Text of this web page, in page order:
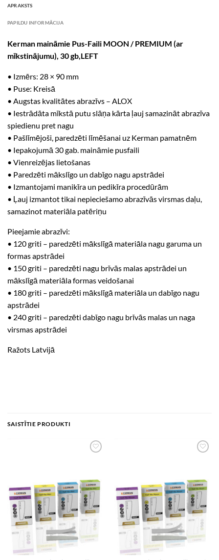
APRAKSTS
PAPILDU INFORMĀCIJA
Kerman maināmie Pus-Faili MOON / PREMIUM (ar
mīkstinājumu), 30 gb,LEFT
• Izmērs: 28 × 90 mm
• Puse: Kreisā
• Augstas kvalitātes abrazīvs – ALOX
• Iestrādāta mīkstā putu slāņa kārta ļauj samazināt abrazīva
spiedienu pret nagu
• Pašlīmējoši, paredzēti līmēšanai uz Kerman pamatnēm
• Iepakojumā 30 gab. maināmie pusfaili
• Vienreizējas lietošanas
• Paredzēti mākslīgo un dabīgo nagu apstrādei
• Izmantojami manikīra un pedikīra procedūrām
• Ļauj izmantot tikai nepieciešamo abrazīvās virsmas daļu,
samazinot materiāla patēriņu
Pieejamie abrazīvi:
• 120 griti – paredzēti mākslīgā materiāla nagu garuma un
formas apstrādei
• 150 griti – paredzēti nagu brīvās malas apstrādei un
mākslīgā materiāla formas veidošanai
• 180 griti – paredzēti mākslīgā materiāla un dabīgo nagu
apstrādei
• 240 griti – paredzēti dabīgo nagu brīvās malas un naga
virsmas apstrādei
Ražots Latvijā
SAISTĪTIE PRODUKTI
wishlist
wishlist